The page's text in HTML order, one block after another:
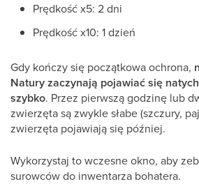
Prędkość x5: 2 dni
Prędkość x10: 1 dzień
Gdy kończy się początkowa ochrona,
Natury zaczynają pojawiać się
szybko. Przez pierwszą godzinę lub
zwierzęta są zwykle słabe (szczury,
zwierzęta pojawiają się później.
Wykorzystaj to wczesne okno, aby
surowców do inwentarza bohatera.